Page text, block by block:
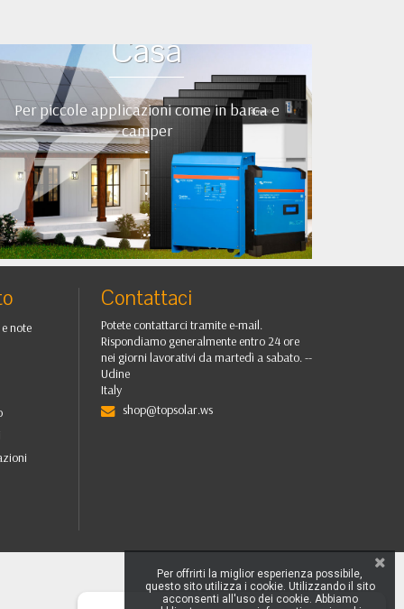
Casa
Per piccole applicazioni come in barca e
camper
•
•
•
•
••
note
Contattaci
Potete contattarci tramite e-mail.
Rispondiamo generalmente entro 24 ore
nei giorni lavorativi da martedì a sabato. --
Udine
Italy
shop@topsolar.ws
Per offrirti la miglior esperienza possibile,
questo sito utilizza i cookie. Utilizzando il sito
acconsenti all'uso dei cookie. Abbiamo